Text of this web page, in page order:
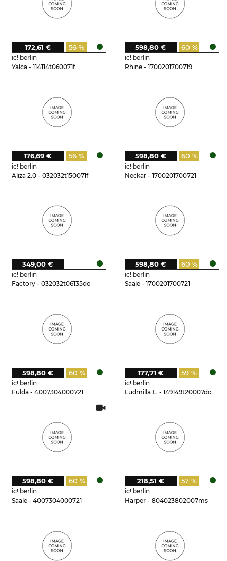
ic! berlin
Yalca - 114114t060071f
56 %
172,61 €
ic! berlin
Rhine - 1700201700719
60 %
598,80 €
ic! berlin
Aliza 2.0 - 032032t150071f
56 %
176,69 €
ic! berlin
Neckar - 1700201700721
60 %
598,80 €
ic! berlin
Factory - 032032t06135do
349,00 €
ic! berlin
Saale - 1700201700721
60 %
598,80 €
ic! berlin
Fulda - 4007304000721
60 %
598,80 €
ic! berlin
Ludmilla L. - 149149t20007do
59 %
177,71 €
ic! berlin
Saale - 4007304000721
60 %
598,80 €
ic! berlin
Harper - 804023802007ms
57 %
218,51 €